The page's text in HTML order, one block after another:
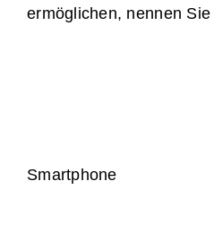
ermöglichen, nennen
Smartphone